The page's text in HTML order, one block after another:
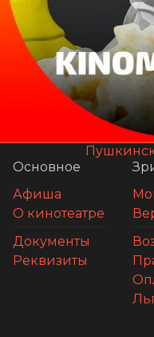
Основное
Афиша
О кинотеатре
Документы
Реквизиты